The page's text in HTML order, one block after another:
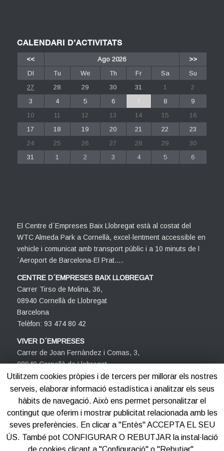
CALENDARI D’ACTIVITATS
<< Ago 2026
>>
Dl
Tu We Th Fr Sa
Su
27
28 29 30 31 1
2
3
4 5 6 7 8
9
10
11 12 13 14 15
16
17
18 19 20 21 22
23
24
25 26 27 28 29
30
31
1 2 3 4 5 6
El Centre d´Empreses Baix Llobregat està al costat del
WTC Almeda Park a Cornellà, excel·lentment accessible en
vehicle i comunicat amb transport públic i a 10 minuts de l
´Aeroport de Barcelona-El Prat….
CENTRE D´EMPRESES BAIX LLOBREGAT
Carrer Tirso de Molina, 36,
08940 Cornellà de Llobregat
Barcelona
Telèfon: 93 474 80 42
VIVER D´EMPRESES
Carrer de Joan Fernàndez i Comas, 3,
08940 Cornellà de Llobregat
Barcelona
Telèfon: 93 474 80 42
Utilitzem cookies pròpies i de tercers per millorar els nostres
serveis, elaborar informació estadística i analitzar els seus
hàbits de navegació. Això ens permet personalitzar el
contingut que oferim i mostrar publicitat relacionada amb les
seves preferències. En clicar a "Entès" ACCEPTA EL SEU
ÚS. També pot CONFIGURAR O REBUTJAR la instal·lació
de cookies clicant a "Configuració" o "Rebutjar".